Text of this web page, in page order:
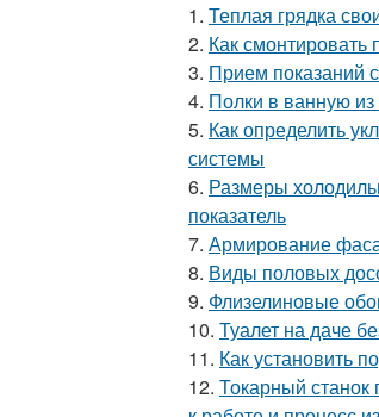
1. Теплая грядка
2. Как смонтировать
3. Прием показаний
4. Полки в ванную
5. Как определить
системы
6. Размеры
показатель
7. Армирование
8. Виды половых
9. Флизелиновые
10. Туалет на даче
11. Как установить
12. Токарный станок